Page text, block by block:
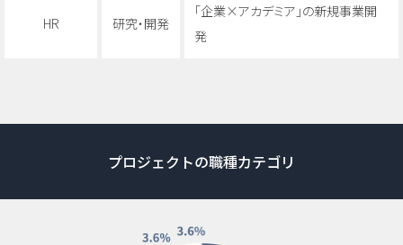
HR 研究・開発
「企業×アカデミア」の新規事業開
発
プロジェクトの職種カテゴリ